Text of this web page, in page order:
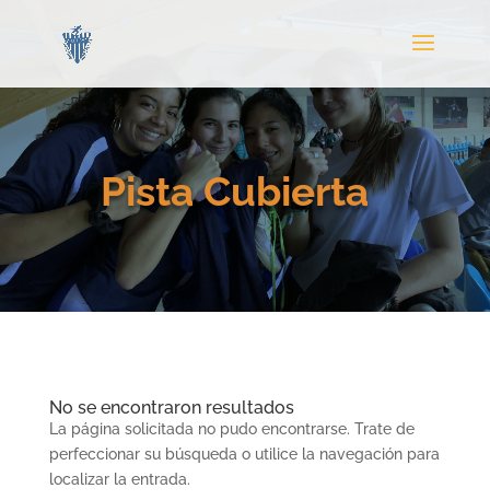
Pista Cubierta
No se encontraron resultados
La página solicitada no pudo encontrarse. Trate de
perfeccionar su búsqueda o utilice la navegación para
localizar la entrada.